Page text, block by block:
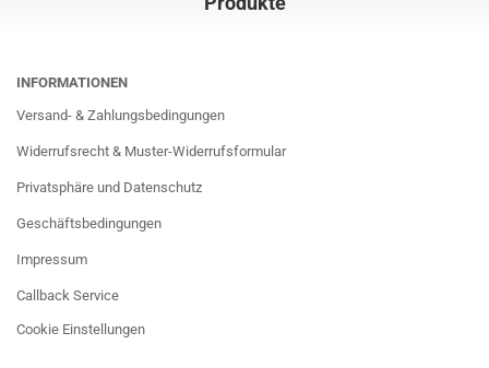
INFORMATIONEN
Versand- & Zahlungsbedingungen
Widerrufsrecht & Muster-Widerrufsformular
Privatsphäre und Datenschutz
Geschäftsbedingungen
Impressum
Callback Service
Cookie Einstellungen